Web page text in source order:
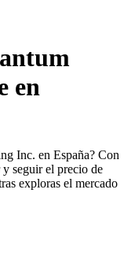
en
Inc. en España? Con
seguir el precio de
exploras el mercado